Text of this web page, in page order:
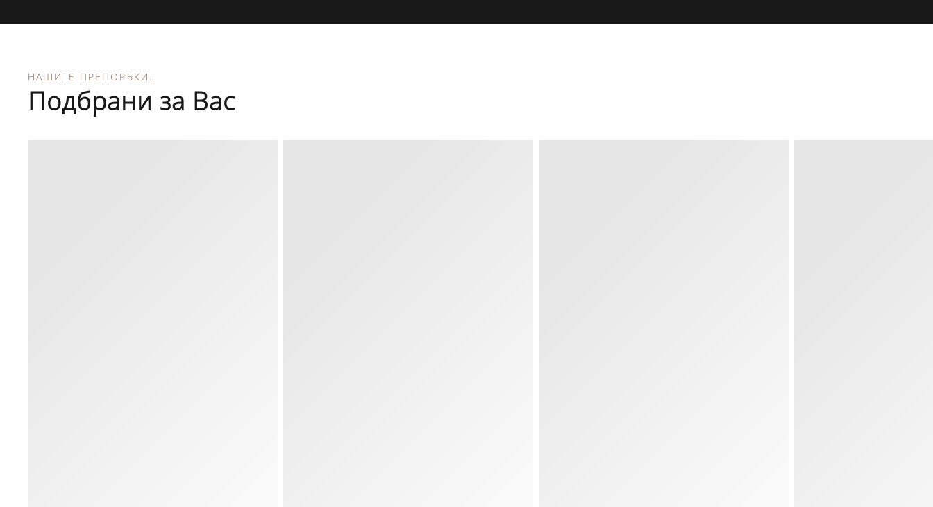
НАШИТЕ ПРЕПОРЪКИ…
Подбрани за Вас